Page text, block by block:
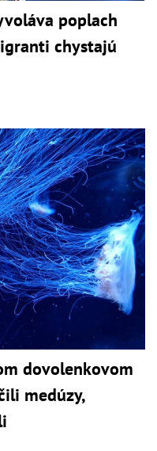
poplach
chystajú
dovolenkovom
medúzy,